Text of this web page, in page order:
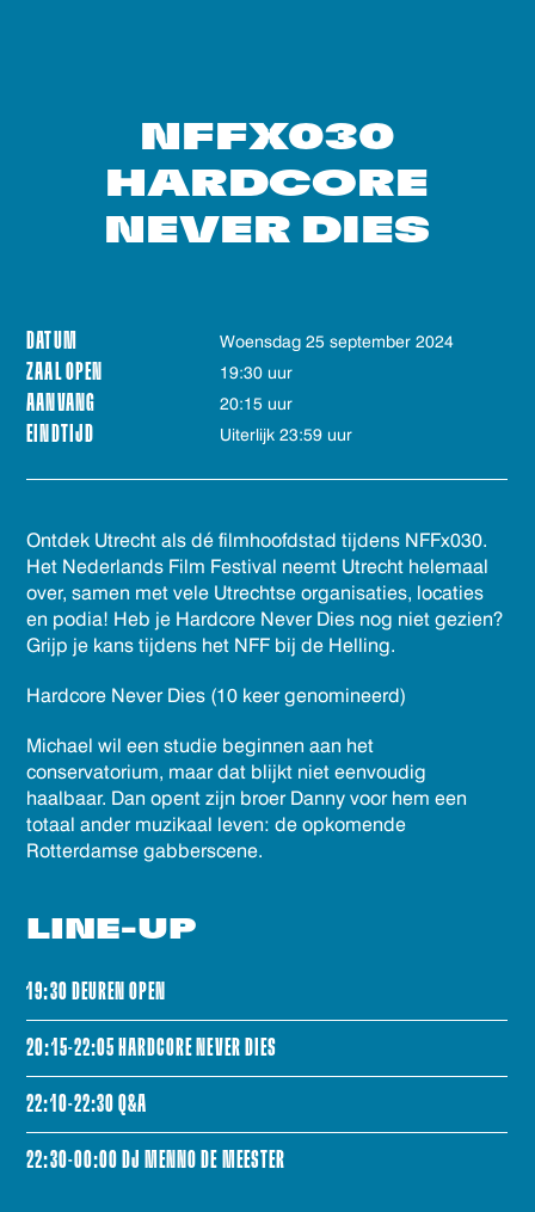
NFFX030
HARDCORE
NEVER DIES
DATUM woensdag 25 september 2024
ZAAL OPEN 19:30 uur
AANVANG 20:15 uur
EINDTIJD Uiterlijk 23:59 uur
Ontdek Utrecht als dé filmhoofdstad tijdens NFFx030.
Het Nederlands Film Festival neemt Utrecht helemaal
over, samen met vele Utrechtse organisaties, locaties
en podia! Heb je Hardcore Never Dies nog niet gezien?
Grijp je kans tijdens het NFF bij de Helling.
Hardcore Never Dies (10 keer genomineerd)
Michael wil een studie beginnen aan het
conservatorium, maar dat blijkt niet eenvoudig
haalbaar. Dan opent zijn broer Danny voor hem een
totaal ander muzikaal leven: de opkomende
Rotterdamse gabberscene.
LINE-UP
19:30 DEUREN OPEN
20:15-22:05 HARDCORE NEVER DIES
22:10-22:30 Q&A
22:30-00:00 DJ MENNO DE MEESTER